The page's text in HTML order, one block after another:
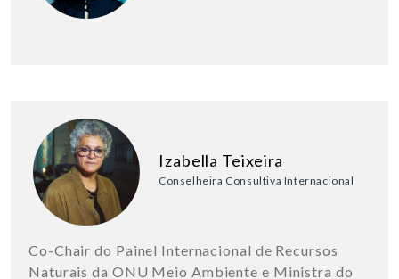
Izabella Teixeira
Conselheira Consultiva Internacional
Co-Chair do Painel Internacional de Recursos
Naturais da ONU Meio Ambiente e Ministra do